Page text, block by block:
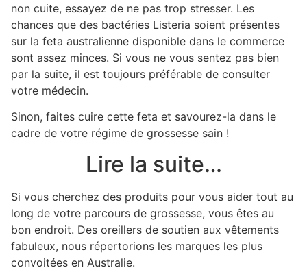
non cuite, essayez de ne pas trop stresser. Les
chances que des bactéries Listeria soient présentes
sur la feta australienne disponible dans le commerce
sont assez minces. Si vous ne vous sentez pas bien
par la suite, il est toujours préférable de consulter
votre médecin.
Sinon, faites cuire cette feta et savourez-la dans le
cadre de votre régime de grossesse sain !
Lire la suite…
Si vous cherchez des produits pour vous aider tout au
long de votre parcours de grossesse, vous êtes au
bon endroit. Des oreillers de soutien aux vêtements
fabuleux, nous répertorions les marques les plus
convoitées en Australie.